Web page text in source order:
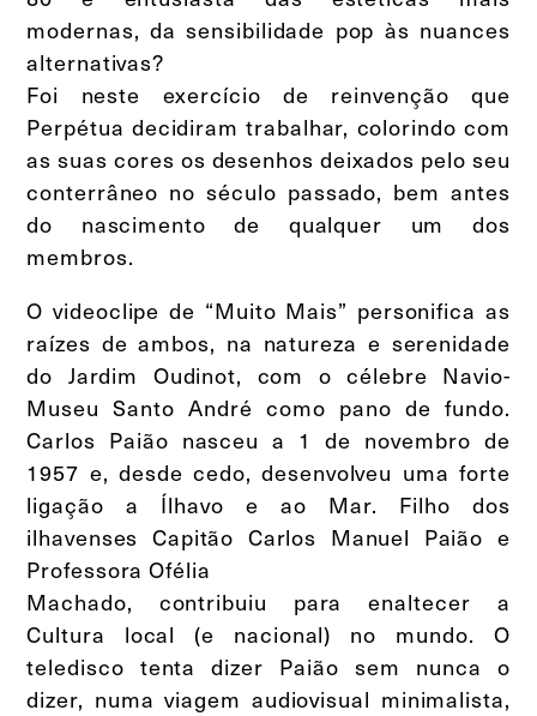
modernas, da sensibilidade pop às nuances
alternativas?
Foi neste exercício de reinvenção que
Perpétua decidiram trabalhar, colorindo com
as suas cores os desenhos deixados pelo seu
conterrâneo no século passado, bem antes
do nascimento de qualquer um dos
membros.
O videoclipe de “Muito Mais” personifica as
raízes de ambos, na natureza e serenidade
do Jardim Oudinot, com o célebre Navio-
Museu Santo André como pano de fundo.
Carlos Paião nasceu a 1 de novembro de
1957 e, desde cedo, desenvolveu uma forte
ligação a Ílhavo e ao Mar. Filho dos
ilhavenses Capitão Carlos Manuel Paião e
Professora Ofélia
Machado, contribuiu para enaltecer a
Cultura local (e nacional) no mundo. O
teledisco tenta dizer Paião sem nunca o
dizer, numa viagem audiovisual minimalista,